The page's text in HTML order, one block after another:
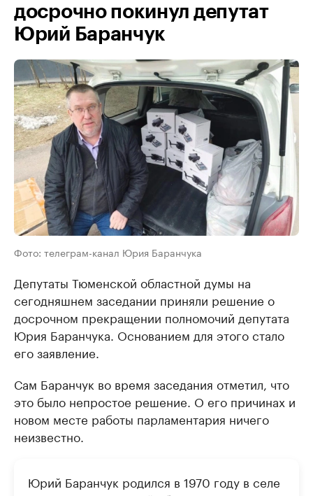
досрочно покинул депутат
Юрий Баранчук
Фото: телеграм-канал Юрия Баранчука
Депутаты Тюменской областной думы на
сегодняшнем заседании приняли решение о
досрочном прекращении полномочий депутата
Юрия Баранчука. Основанием для этого стало
его заявление.
Сам Баранчук во время заседания отметил, что
это было непростое решение. О его причинах и
новом месте работы парламентария ничего
неизвестно.
Юрий Баранчук родился в 1970 году в селе